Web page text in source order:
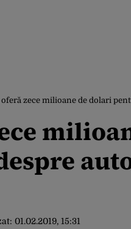
oferă zece milioane de dolari
01.02.2019, 15:31